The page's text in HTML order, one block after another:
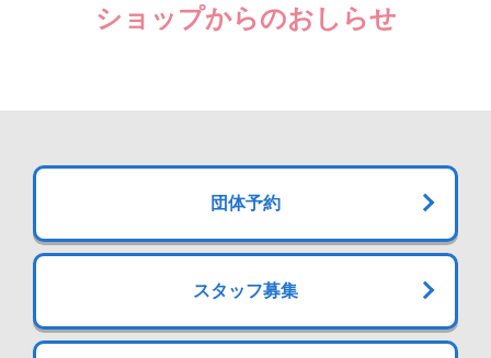
ショップからのおしらせ
団体予約
スタッフ募集